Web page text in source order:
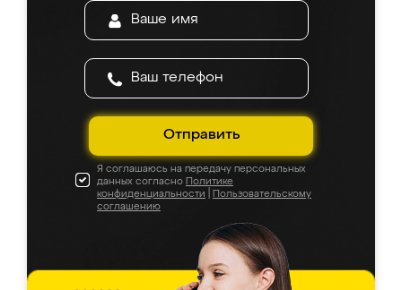
Отправить
Я соглашаюсь на передачу персональных
данных согласно Политике
конфиденциальности
Пользовательскому
соглашению